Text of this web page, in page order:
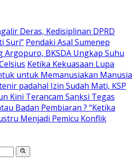
Deras, Kedisiplinan DPRD
Suri” Pendaki Asal Sumenep
Argopuro, BKSDA Ungkap Suhu
Ketika Kekuasaan Lupa
untuk Memanusiakan Manusia
padahal Izin Sudah Mati, KSP
Kini Terancam Sanksi Tegas
Badan Pembiaran ? “Ketika
Menjadi Pemicu Konflik